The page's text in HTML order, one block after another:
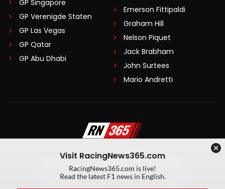
GP Singapore
GP Verenigde Staten
GP Las Vegas
GP Qatar
GP Abu Dhabi
Emerson Fittipaldi
Graham Hill
Nelson Piquet
Jack Brabham
John Surtees
Mario Andretti
Algemene voorwaarden
Privacy Policy
Created by On Your Marks
Visit RacingNews365.com
RacingNews365.com is live!
Read the latest F1 news in English.